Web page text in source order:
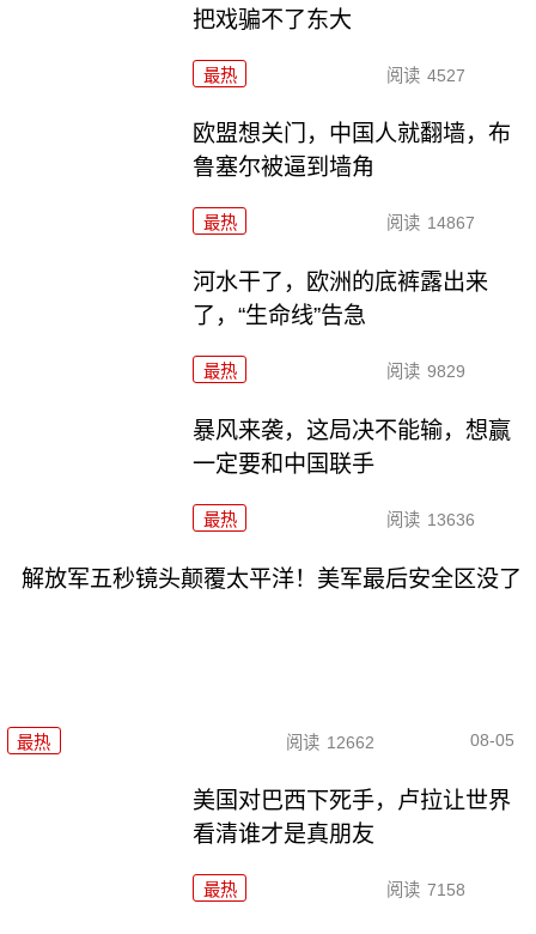
把戏骗不了东大
最热 阅读 4527
欧盟想关门，中国人就翻墙，布
鲁塞尔被逼到墙角
最热 阅读 14867
河水干了，欧洲的底裤露出来
了，“生命线”告急
最热 阅读 9829
暴风来袭，这局决不能输，想赢
一定要和中国联手
最热 阅读 13636
解放军五秒镜头颠覆太平洋！美军最后安全区没了
最热 阅读 12662 08-05
美国对巴西下死手，卢拉让世界
看清谁才是真朋友
最热 阅读 7158